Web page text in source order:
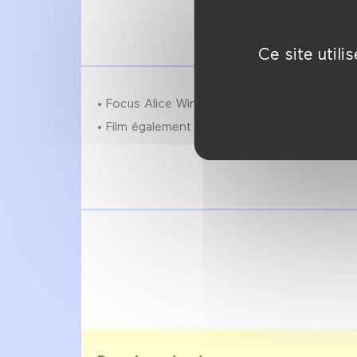
Ce site
• Focus Alice Winocour : 29 mars → 6 avril
• Film également programmé
samedi 5